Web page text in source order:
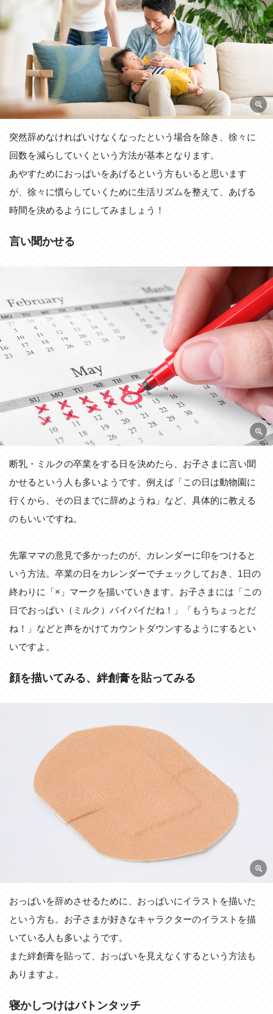
突然辞めなければいけなくなったという場合を除き、徐々に
回数を減らしていくという方法が基本となります。
あやすためにおっぱいをあげるという方もいると思います
が、徐々に慣らしていくために生活リズムを整えて、あげる
時間を決めるようにしてみましょう！
言い聞かせる
断乳・ミルクの卒業をする日を決めたら、お子さまに言い聞
かせるという人も多いようです。例えば「この日は動物園に
行くから、その日までに辞めようね」など、具体的に教える
のもいいですね。
先輩ママの意見で多かったのが、カレンダーに印をつけると
いう方法。卒業の日をカレンダーでチェックしておき、1日の
終わりに「×」マークを描いていきます。お子さまには「この
日でおっぱい（ミルク）バイバイだね！」「もうちょっとだ
ね！」などと声をかけてカウントダウンするようにするとい
いですよ。
顔を描いてみる、絆創膏を貼ってみる
おっぱいを辞めさせるために、おっぱいにイラストを描いた
という方も。お子さまが好きなキャラクターのイラストを描
いている人も多いようです。
また絆創膏を貼って、おっぱいを見えなくするという方法も
ありますよ。
寝かしつけはバトンタッチ